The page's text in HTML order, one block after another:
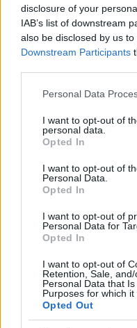
disclosure of your
IAB’s list of downstream
also be disclosed by us
Downstream Participants
Please note that this
not limited to your visit or
grant or deny consent to
use your data for below
consent section.
Personal Data
I want to opt-out of
personal data.
Opted In
I want to opt-out of
Personal Data.
Opted In
I want to opt-out of
Personal Data for
Opted In
I want to opt-out of
Retention, Sale,
Personal Data that
Purposes for which it
Opted Out